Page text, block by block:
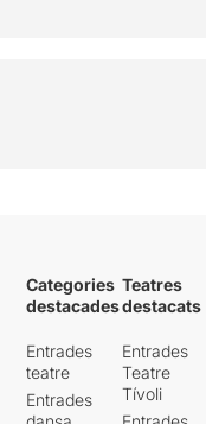
Categories
destacades
Entrades
teatre
Entrades
Teatres
destacats
Entrades
Teatre
Tívoli